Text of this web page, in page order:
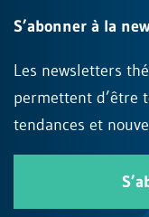
S’abonner à la
Les newsletters
permettent d’être
tendances et